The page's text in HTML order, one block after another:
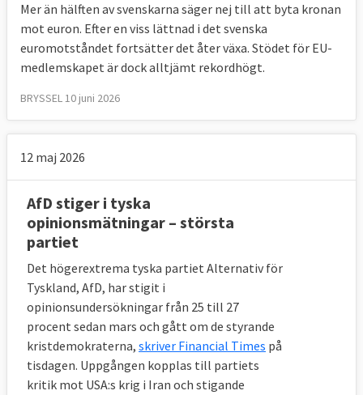
Mer än hälften av svenskarna säger nej till att byta kronan
mot euron. Efter en viss lättnad i det svenska
euromotståndet fortsätter det åter växa. Stödet för EU-
medlemskapet är dock alltjämt rekordhögt.
BRYSSEL 10 juni 2026
12 maj 2026
AfD stiger i tyska
opinionsmätningar – största
partiet
Det högerextrema tyska partiet Alternativ för
Tyskland, AfD, har stigit i
opinionsundersökningar från 25 till 27
procent sedan mars och gått om de styrande
kristdemokraterna, skriver Financial Times på
tisdagen. Uppgången kopplas till partiets
kritik mot USA:s krig i Iran och stigande